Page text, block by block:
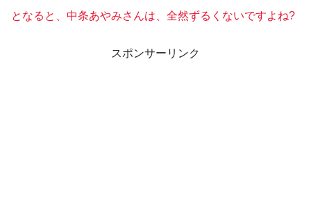
となると、中条あやみさんは、全然ずるくないですよね?
スポンサーリンク